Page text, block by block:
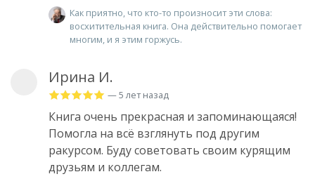
Как приятно, что кто-то произносит эти слова:
восхитительная книга. Она действительно помогает
многим, и я этим горжусь.
Ирина И.
— 5 лет назад
Книга очень прекрасная и запоминающаяся!
Помогла на всё взглянуть под другим
ракурсом. Буду советовать своим курящим
друзьям и коллегам.